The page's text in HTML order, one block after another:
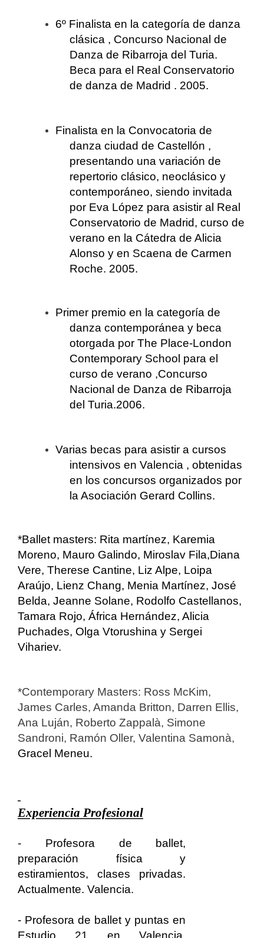
6º Finalista en la categoría de danza
clásica , Concurso Nacional de
Danza de Ribarroja del Turia.
Beca para el Real Conservatorio
de danza de Madrid . 2005.
Finalista en la Convocatoria de
danza ciudad de Castellón ,
presentando una variación de
repertorio clásico, neoclásico y
contemporáneo, siendo invitada
por Eva López para asistir al Real
Conservatorio de Madrid, curso de
verano en la Cátedra de Alicia
Alonso y en Scaena de Carmen
Roche. 2005.
Primer premio en la categoría de
danza contemporánea y beca
otorgada por The Place-London
Contemporary School para el
curso de verano ,Concurso
Nacional de Danza de Ribarroja
del Turia.2006.
Varias becas para asistir a cursos
intensivos en Valencia , obtenidas
en los concursos organizados por
la Asociación Gerard Collins.
*Ballet masters: Rita martínez, Karemia
Moreno, Mauro Galindo, Miroslav Fila,Diana
Vere, Therese Cantine, Liz Alpe, Loipa
Araújo, Lienz Chang, Menia Martínez, José
Belda, Jeanne Solane, Rodolfo Castellanos,
Tamara Rojo, África Hernández, Alicia
Puchades, Olga Vtorushina y Sergei
Vihariev.
*Contemporary Masters: Ross McKim,
James Carles, Amanda Britton, Darren Ellis,
Ana Luján, Roberto Zappalà, Simone
Sandroni, Ramón Oller, Valentina Samonà,
Gracel Meneu.
Experiencia Profesional
- Profesora de ballet,
preparación física y
estiramientos, clases privadas.
Actualmente. Valencia.
- Profesora de ballet y puntas en
Estudio 21 en Valencia.